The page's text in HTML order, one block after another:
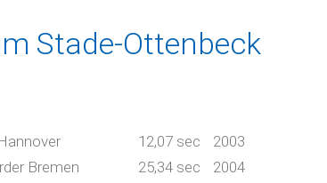
Stade-Ottenbeck
12,07 sec
2003
Bremen 25,34 sec
2004